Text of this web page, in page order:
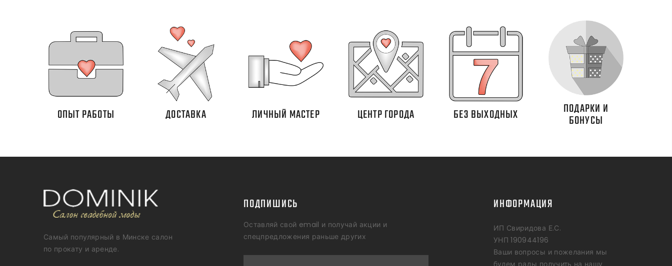
ОПЫТ РАБОТЫ ДОСТАВКА ЛИЧНЫЙ МАСТЕР ЦЕНТР ГОРОДА БЕЗ ВЫХОДНЫХ
ПОДАРКИ И
БОНУСЫ
Самый популярный в Минске салон
по прокату и аренде.
ПОДПИШИСЬ
Оставляй свой email и получай акции и
спецпредложения раньше других
ИНФОРМАЦИЯ
ИП Свиридова Е.С.
УНП 190944196
Ваши вопросы и пожелания мы